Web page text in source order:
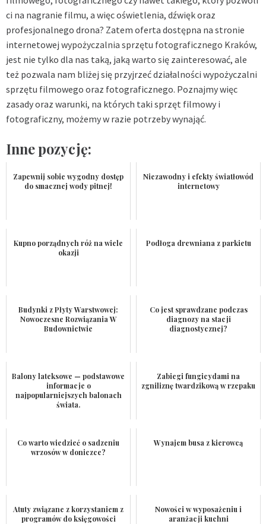
ci na nagranie filmu, a więc oświetlenia, dźwięk oraz
profesjonalnego drona? Zatem oferta dostępna na stronie
internetowej wypożyczalnia sprzętu fotograficznego Kraków,
jest nie tylko dla nas taką, jaką warto się zainteresować, ale
też pozwala nam bliżej się przyjrzeć działalności wypożyczalni
sprzętu filmowego oraz fotograficznego. Poznajmy więc
zasady oraz warunki, na których taki sprzęt filmowy i
fotograficzny, możemy w razie potrzeby wynająć.
Inne pozycję:
Zapewnij sobie wygodny dostęp
do smacznej wody pitnej!
Niezawodny i efekty światłowód
internetowy
Kupno porządnych róż na wiele
okazji
Podłoga drewniana z parkietu
Budynki z Płyty Warstwowej:
Nowoczesne Rozwiązania W
Budownictwie
Co jest sprawdzane podczas
diagnozy na stacji
diagnostycznej?
Balony lateksowe — podstawowe
informacje o
najpopularniejszych balonach
świata.
Zabiegi fungicydami na
zgniliznę twardzikową w rzepaku
Co warto wiedzieć o sadzeniu
wrzosów w doniczce?
Wynajem busa z kierowcą
Atuty związane z korzystaniem z
programów do księgowości
Nowości w wyposażeniu i
aranżacji kuchni